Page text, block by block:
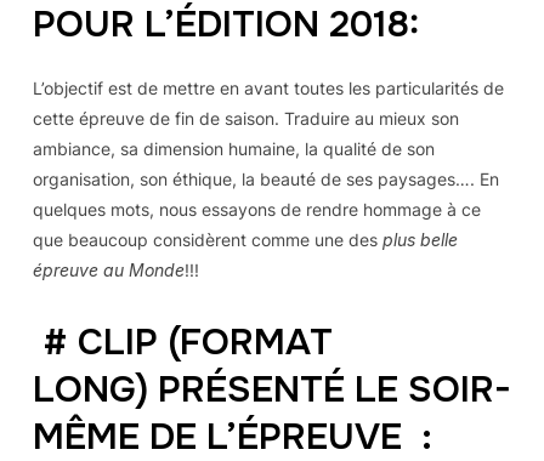
POUR L’ÉDITION 2018:
L’objectif est de mettre en avant toutes les particularités de
cette épreuve de fin de saison. Traduire au mieux son
ambiance, sa dimension humaine, la qualité de son
organisation, son éthique, la beauté de ses paysages…. En
quelques mots, nous essayons de rendre hommage à ce
que beaucoup considèrent comme une des plus belle
épreuve au Monde!!!
# CLIP (FORMAT
LONG) PRÉSENTÉ LE SOIR-
MÊME DE L’ÉPREUVE :